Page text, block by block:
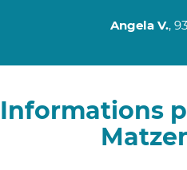
Angela V.,
Informations